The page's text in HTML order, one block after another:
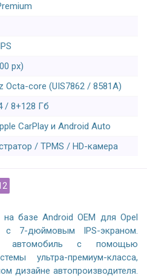
px)
Octa-core (UIS7862 / 8581A)
/ 8+128 Гб
CarPlay и Android Auto
/ TPMS / HD-камера
базе Android OEM для Opel
с 7-дюймовым IPS-экраном.
автомобиль с помощью
ультра-премиум-класса,
дизайне автопроизводителя.